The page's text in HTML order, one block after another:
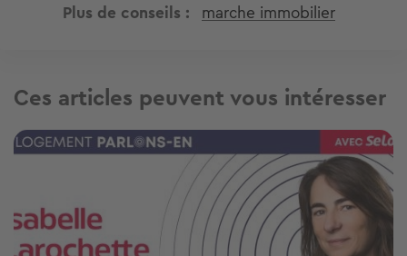
Plus de conseils marche immobilier
Ces articles peuvent vous intéresser
Image